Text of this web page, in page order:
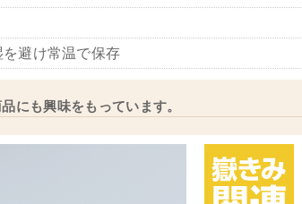
避け常温で保存
にも興味をもっています。